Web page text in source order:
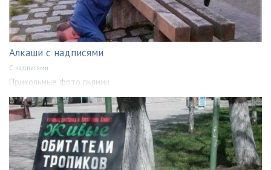
Алкаши с надписями
С надписями
Прикольные фото пьяниц